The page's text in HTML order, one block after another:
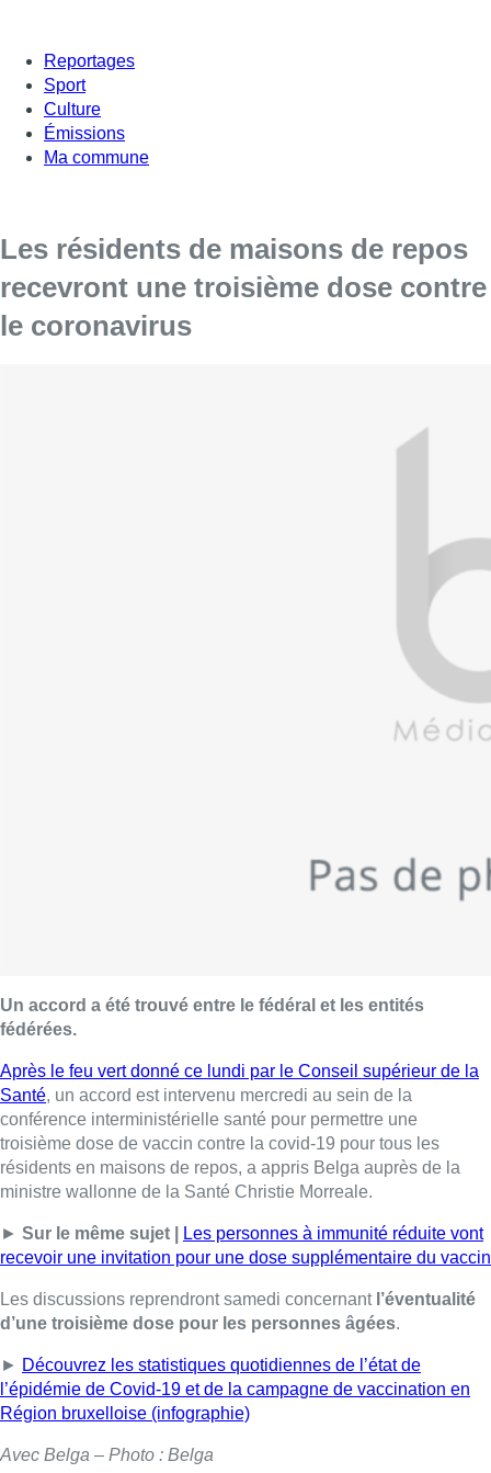
Reportages
Sport
Culture
Émissions
Ma commune
Les résidents de maisons de repos
recevront une troisième dose contre
le coronavirus
Un accord a été trouvé entre le fédéral et les entités
fédérées.
Après le feu vert donné ce lundi par le Conseil supérieur de la
Santé, un accord est intervenu mercredi au sein de la
conférence interministérielle santé pour permettre une
troisième dose de vaccin contre la covid-19 pour tous les
résidents en maisons de repos, a appris Belga auprès de la
ministre wallonne de la Santé Christie Morreale.
► Sur le même sujet |
Les personnes à immunité réduite vont
recevoir une invitation pour une dose supplémentaire du vaccin
Les discussions reprendront samedi concernantl’éventualité
d’une troisième dose pour les personnes âgées.
► Découvrez les statistiques quotidiennes de l’état de
l’épidémie de Covid-19 et de la campagne de vaccination en
Région bruxelloise (infographie)
Avec Belga – Photo : Belga